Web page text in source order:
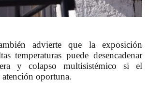
advierte que la exposición
temperaturas puede desencadenar
y colapso multisistémico si el
oportuna.